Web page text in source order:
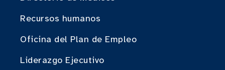
Recursos humanos
Oficina del Plan de Empleo
Liderazgo Ejecutivo